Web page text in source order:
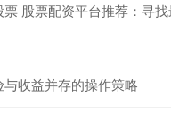
股票配资平台推荐：寻
收益并存的操作策略